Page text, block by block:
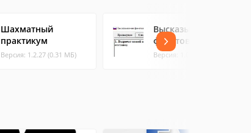
Шахматный
практикум
Версия: 1.2.27 (0.31 МБ)
Высказывания
фанатов!
Версия: 1.0 (0.04 МБ)